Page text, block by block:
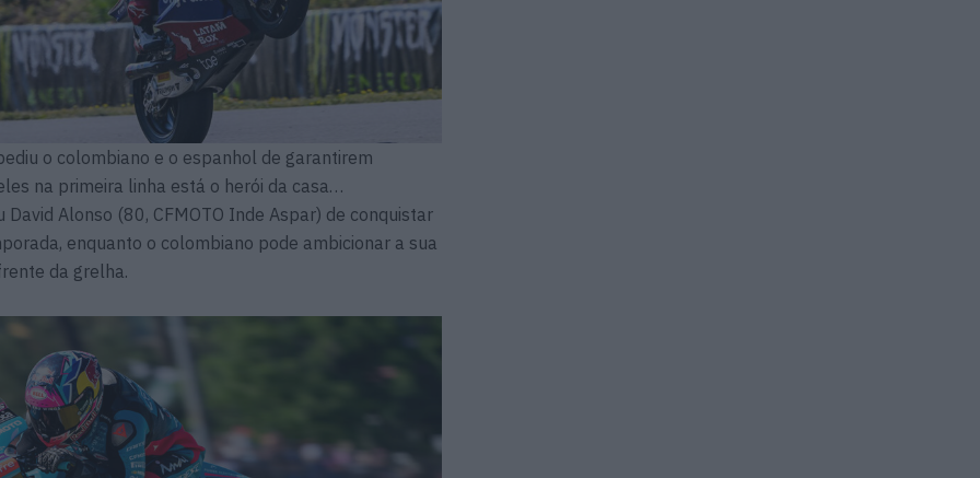
o colombiano e o espanhol de garantirem
na primeira linha está o herói da casa…
Alonso (80, CFMOTO Inde Aspar) de conquistar
enquanto o colombiano pode ambicionar a sua
da grelha.